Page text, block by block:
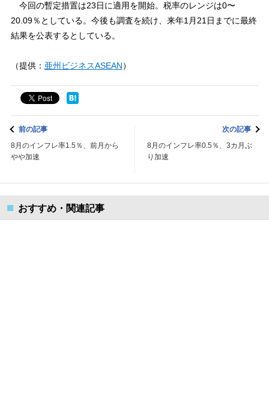
今回の暫定措置は23日に適用を開始。税率のレンジは0〜
20.09％としている。今後も調査を続け、来年1月21日までに最終
結果を公表するとしている。
（提供： 亜州ビジネスASEAN）
前の記事
8月のインフレ率1.5％、前月から
やや加速
次の記事
8月のインフレ率0.5％、3カ月ぶ
り加速
おすすめ・関連記事